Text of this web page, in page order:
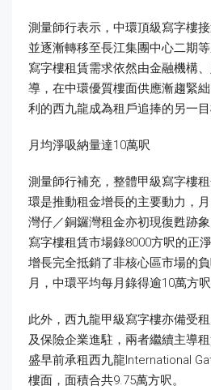
測量師行表示，中環頂級寫字樓
並逐漸轉移至長江集團中心二期
寫字樓租賃需求依然由金融機構
導，在中環優質樓面供應漸趨緊
利的西九龍成為租戶追捧的另一目
月均淨吸納量達10萬呎
測量師行補充，整體甲級寫字樓
環是推動租金增長的主要動力，
灣仔／銅鑼灣租金亦初現復甦跡
寫字樓租賃市場錄8000方呎的正
增長完全抵銷了非核心區市場的
月，中環平均每月錄得逾10萬方呎
此外，西九龍甲級寫字樓亦備受
及保險企業進駐，兩者繼續主導
盛早前承租西九龍International
樓面，面積合共9.75萬方呎。